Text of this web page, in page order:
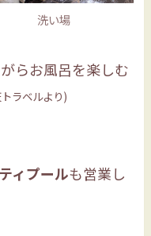
洗い場
らお風呂を楽しむ
ラベルより)
ィプールも営業し